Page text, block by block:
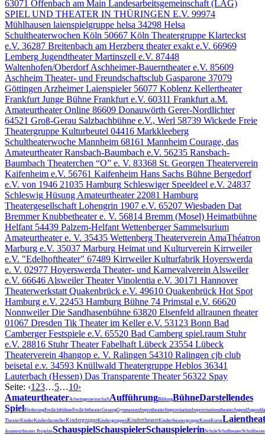
63071 Offenbach am Main Landesarbeitsgemeinschaft (LAG)
SPIEL UND THEATER IN THÜRINGEN E.V. 99974
Mühlhausen laienspielgruppe helsa 34298 Helsa
Schultheaterwochen Köln 50667 Köln Theatergruppe Klarteckst
e.V. 36287 Breitenbach am Herzberg theater exakt e.V. 66969
Lemberg Jugendtheater Martinszell e.V. 87448
Waltenhofen/Oberdorf Aschheimer-Bauerntheater e.V. 85609
Aschheim Theater- und Freundschaftsclub Gasparone 37079
Göttingen Arzheimer Laienspieler 56077 Koblenz Kellertheater
Frankfurt Junge Bühne Frankfurt e.V. 60311 Frankfurt a.M.
Amateurtheater Online 86609 Donauwörth Gerer-Nordlichter
64521 Groß-Gerau Salzbachbühne e.V., Werl 58739 Wickede Freie
Theatergruppe Kulturbeutel 04416 Markkleeberg
Schultheaterwoche Mannheim 68161 Mannheim Courage, das
Amateurtheater Ransbach-Baumbach e.V. 56235 Ransbach-
Baumbach Theaterchen “O” e. V. 83368 St. Georgen Theaterverein
Kaifenheim e.V. 56761 Kaifenheim Hans Sachs Bühne Bergedorf
e.V. von 1946 21035 Hamburg Schleswiger Speeldeel e.V. 24837
Schleswig Hüsung Amateurtheater 22081 Hamburg
Theatergesellschaft Lohengrin 1907 e.V. 65207 Wiesbaden Dat
Bremmer Knubbetheater e. V. 56814 Bremm (Mosel) Heimatbühne
Helfant 54439 Palzem-Helfant Wettenberger Sammelsurium
Amateurtheater e. V. 35435 Wettenberg Theaterverein AmaThéatron
Marburg e.V. 35037 Marburg Heimat und Kulturverein Kirrweiler
e.V. "Edelhoftheater" 67489 Kirrweiler Kulturfabrik Hoyerswerda
e. V. 02977 Hoyerswerda Theater- und Karnevalverein Alsweiler
e.V. 66646 Alsweiler Theater Vinolentia e.V. 30171 Hannover
Theaterwerkstatt Quakenbrück e.V. 49610 Quakenbrück Hot Spot
Hamburg e.V. 22453 Hamburg Bühne 74 Primstal e.V. 66620
Nonnweiler Die Sandhasenbühne 63820 Elsenfeld allraunen theater
01067 Dresden Tik Theater im Keller e.V. 53123 Bonn Bad
Camberger Festspiele e.V. 65520 Bad Camberg spiel.raum Stuhr
e.V. 28816 Stuhr Theater Fabelhaft Lübeck 23554 Lübeck
Theaterverein 4hangop e. V. Ralingen 54310 Ralingen cjb club
beisetal e.v. 34593 Knüllwald Theatergruppe Heblos 36341
Lauterbach (Hessen) Das Transparente Theater 56322 Spay
Seite: ‹1 23…5…10›
AmateurtheaterArbeitsgemeinschaftAufführungBildungBühneDarstellendes
SpielFörderungFreilichtbühneFreilichttheaterGesangGymnasiumImprotheaterImprovisationImprovisationstheaterJugend
TheaterKinderKinderdarstellerKindergruppeKindergruppenKindertheaterKindertheatergruppeKunstKurse
Amateurtheater.ProjekteSchauspielSchauspielerSchauspielerinSchuleSchultheater